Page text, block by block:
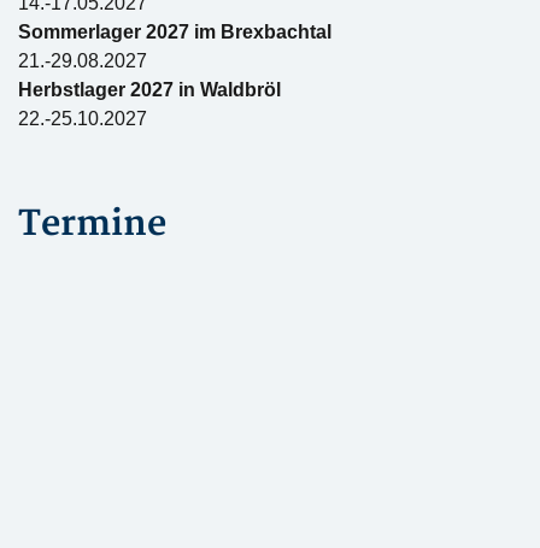
Sommerlager 2027 im Brexbachtal
21.-29.08.2027
Herbstlager 2027 in Waldbröl
22.-25.10.2027
Termine